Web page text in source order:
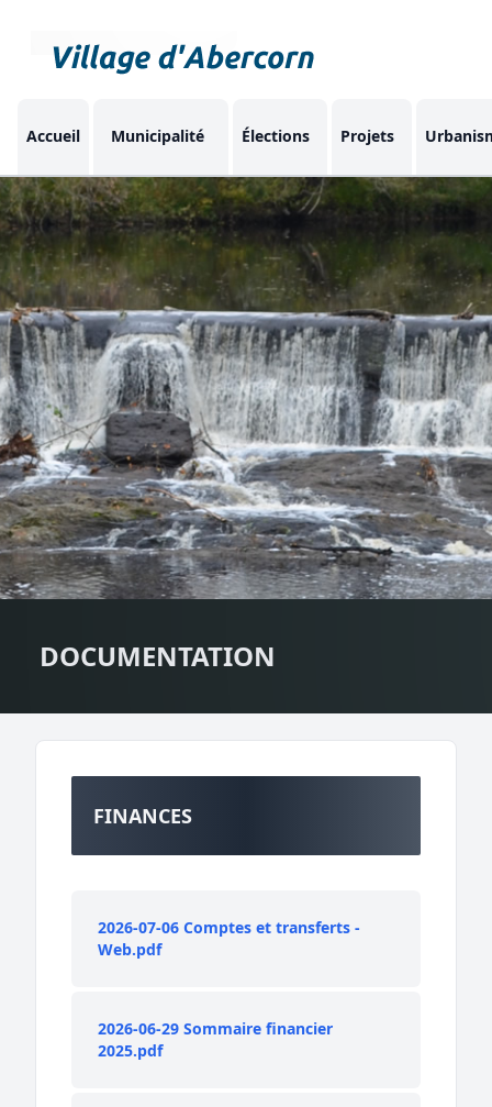
Accueil Municipalité Élections Projets
DOCUMENTATION
FINANCES
2026-07-06 Comptes et transferts -
Web.pdf
2026-06-29 Sommaire financier
2025.pdf